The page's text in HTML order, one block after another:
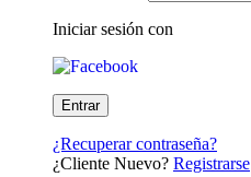
Iniciar sesión con
¿Recuperar contraseña?
¿Cliente Nuevo? Registrarse